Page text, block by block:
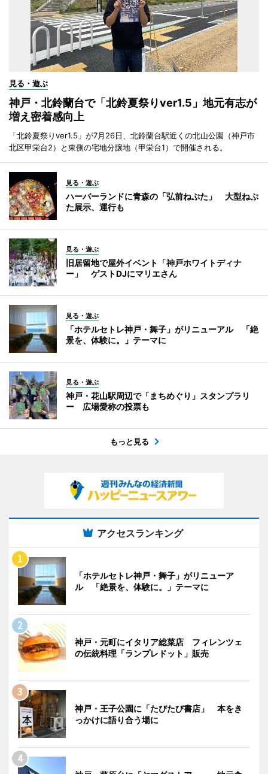
見る・遊ぶ
神戸・北鈴蘭台で「北鈴夏祭りver1.5」地元有志が
増え密着感向上
「北鈴夏祭りver1.5」が7月26日、北鈴蘭台駅近くの北山公園（神戸市
北区甲栄台2）と東側の宅地分譲地（甲栄台1）で開催される。
見る・遊ぶ
ハーバーランドに青森の「弘前ねぷた」 大型ねぷ
た展示、運行も
見る・遊ぶ
旧居留地で屋外イベント「神戸ホワイトディナ
ー」 ゲストDJにマリエさん
見る・遊ぶ
「ホテルセトレ神戸・舞子」がリニューアル 「絶
景を、体験に。」テーマに
見る・遊ぶ
神戸・花山駅周辺で「まちめぐり」スタンプラリ
ー 広場愛称の投票も
もっと見る
アクセスランキング
「ホテルセトレ神戸・舞子」がリニューア
ル 「絶景を、体験に。」テーマに
神戸・元町にイタリア総菜店 フィレンツェ
の伝統料理「ランプレドット」販売
神戸・王子公園に「たびたび書店」 本をき
っかけに語り合う場に